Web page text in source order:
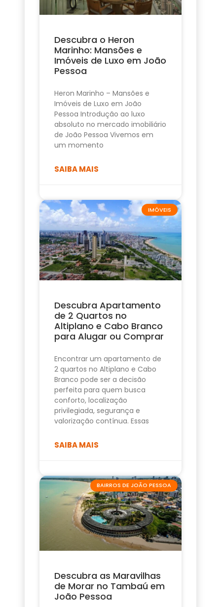
Descubra o Heron
Marinho: Mansões e
Imóveis de Luxo em João
Pessoa
Heron Marinho – Mansões e
Imóveis de Luxo em João
Pessoa Introdução ao luxo
absoluto no mercado imobiliário
de João Pessoa Vivemos em
um momento
SAIBA MAIS
IMÓVEIS
Descubra Apartamento
de 2 Quartos no
Altiplano e Cabo Branco
para Alugar ou Comprar
Encontrar um apartamento de
2 quartos no Altiplano e Cabo
Branco pode ser a decisão
perfeita para quem busca
conforto, localização
privilegiada, segurança e
valorização contínua. Essas
SAIBA MAIS
BAIRROS DE JOÃO PESSOA
Descubra as Maravilhas
de Morar no Tambaú em
João Pessoa